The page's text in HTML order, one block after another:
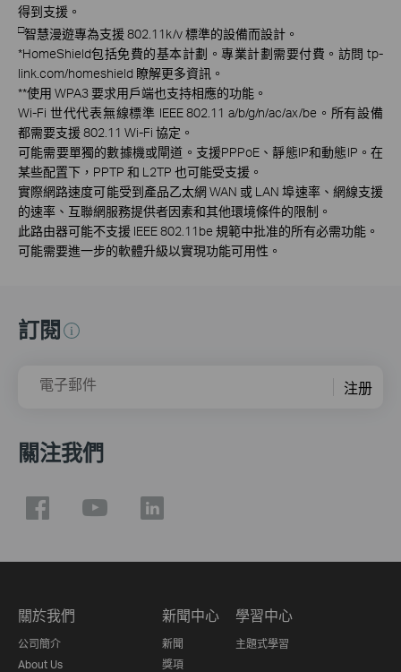
得到支援。
□智慧漫遊專為支援 802.11k/v 標準的設備而設計。
*HomeShield包括免費的基本計劃。專業計劃需要付費。訪問 tp-
link.com/homeshield 瞭解更多資訊。
**使用 WPA3 要求用戶端也支持相應的功能。
Wi-Fi 世代代表無線標準 IEEE 802.11 a/b/g/n/ac/ax/be。所有設備
都需要支援 802.11 Wi-Fi 協定。
可能需要單獨的數據機或閘道。支援PPPoE、靜態IP和動態IP。在
某些配置下，PPTP 和 L2TP 也可能受支援。
實際網路速度可能受到產品乙太網 WAN 或 LAN 埠速率、網線支援
的速率、互聯網服務提供者因素和其他環境條件的限制。
此路由器可能不支援 IEEE 802.11be 規範中批准的所有必需功能。
可能需要進一步的軟體升級以實現功能可用性。
訂閱
電子郵件 注册
關注我們
關於我們
公司簡介
About Us
新聞中心
新聞
獎項
學習中心
主題式學習